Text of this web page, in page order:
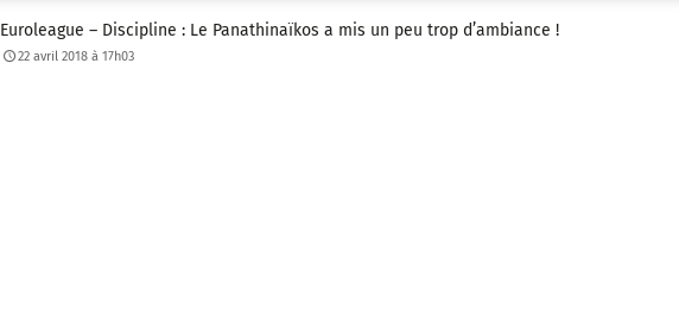
Euroleague – Discipline : Le Panathinaïkos a mis un peu trop d’ambiance !
22 avril 2018 à 17h03